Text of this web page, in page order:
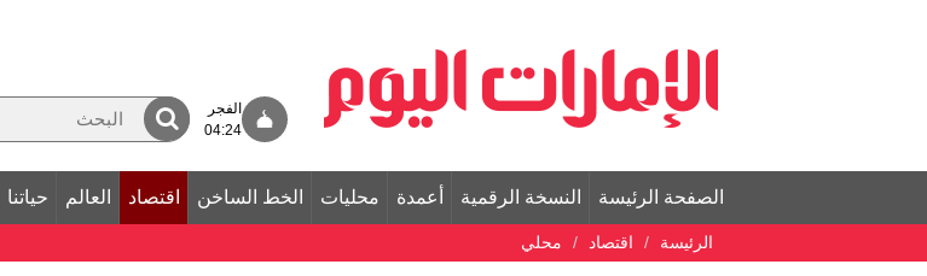
الفجر
04:24
الصفحة الرئيسة النسخة الرقمية أعمدة محليات الخط الساخن اقتصاد العالم حياتنا
الرئيسة اقتصاد محلي